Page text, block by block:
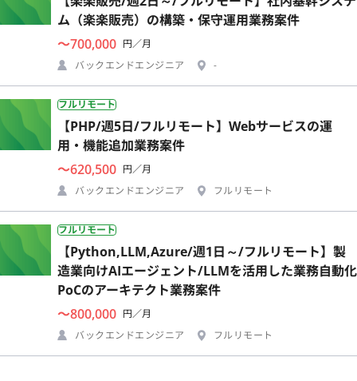
ム（楽楽販売）の構築・保守運用業務案件
〜700,000 円／月
バックエンドエンジニア
-
フルリモート
【PHP/週5日/フルリモート】Webサービスの運
用・機能追加業務案件
〜620,500 円／月
バックエンドエンジニア
フルリモート
フルリモート
【Python,LLM,Azure/週1日～/フルリモート】製
造業向けAIエージェント/LLMを活用した業務自動化
PoCのアーキテクト業務案件
〜800,000 円／月
バックエンドエンジニア
フルリモート